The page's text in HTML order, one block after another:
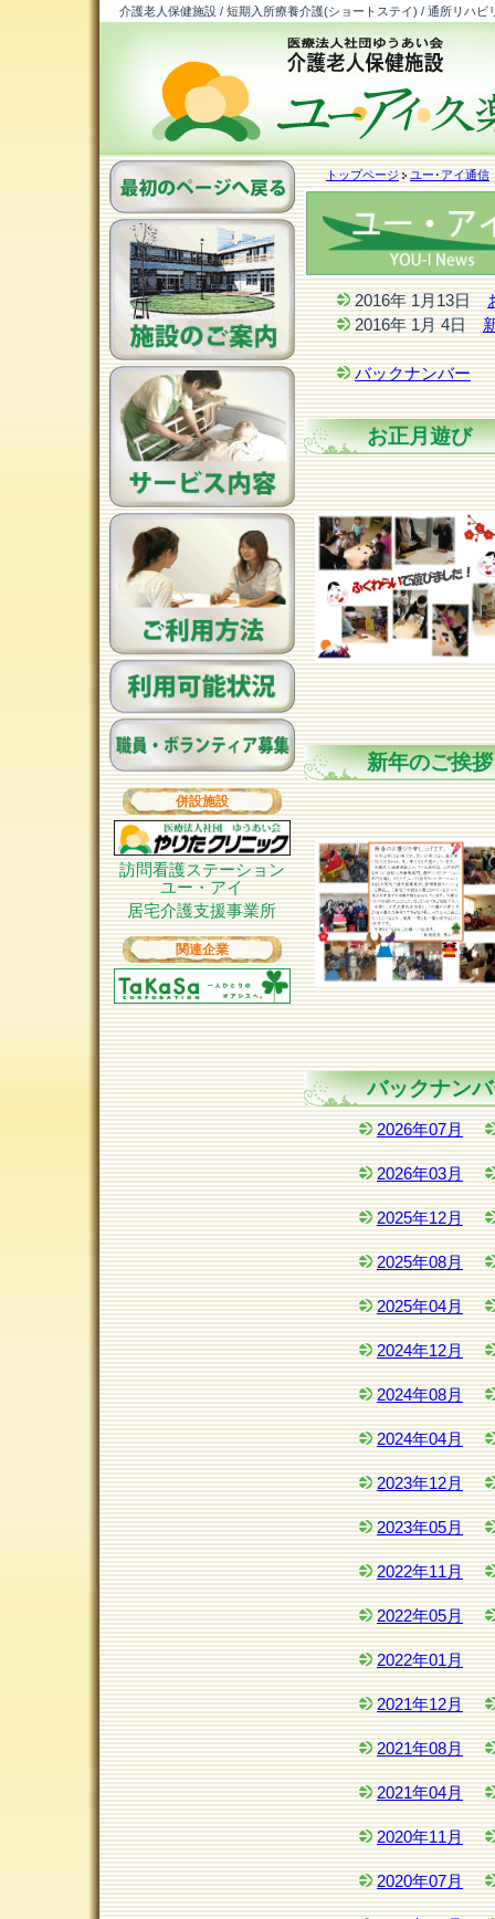
介護老人保健施設 / 短期入所療養介護(ショートステイ) / 通所リハ
併設施設
訪問看護ステーション
ユー・アイ
居宅介護支援事業所
関連企業
トップページ ユー･アイ通信
2016年 1月13日
2016年 1月 4日
バックナンバー
お正月遊び
新年のご挨拶
バックナン
2026年07月
2026年03月
2025年12月
2025年08月
2025年04月
2024年12月
2024年08月
2024年04月
2023年12月
2023年05月
2022年11月
2022年05月
2022年01月
2021年12月
2021年08月
2021年04月
2020年11月
2020年07月